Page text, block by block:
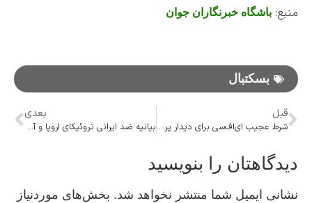
منبع: باشگاه خبرنگاران جوان
بسکتبال
قبل
شرط عجیب ای‌اف‌سی برای دیدار پرسپولیس &#۸۲۱۱; النصر
بعدی
بیانیه ضد ایرانی تروئیکای اروپا و آمریکا در نشست شورای حکام
دیدگاهتان را بنویسید
نشانی ایمیل شما منتشر نخواهد شد. بخش‌های موردنیاز